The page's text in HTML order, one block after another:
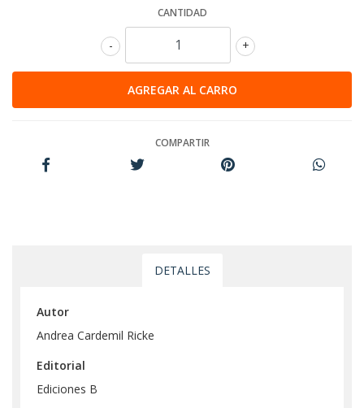
CANTIDAD
+
-
COMPARTIR
DETALLES
Autor
Andrea Cardemil Ricke
Editorial
Ediciones B